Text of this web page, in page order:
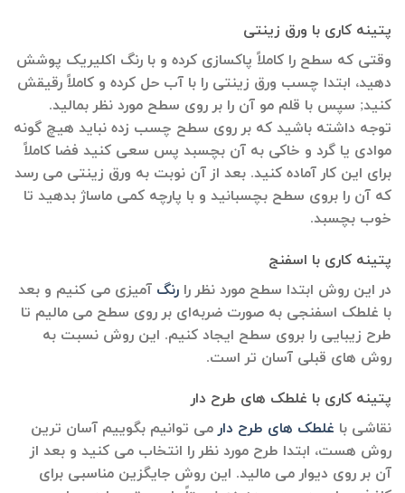
پتینه کاری با ورق زینتی
وقتی که سطح را کاملاً پاکسازی کرده و با رنگ اکلیریک پوشش
دهید، ابتدا چسب ورق زینتی را با آب حل کرده و کاملاً رقیقش
کنید; سپس با قلم مو آن را بر روی سطح مورد نظر بمالید.
توجه داشته باشید که بر روی سطح چسب زده نباید هیچ گونه
موادی یا گرد و خاکی به آن بچسبد پس سعی کنید فضا کاملاً
برای این کار آماده کنید. بعد از آن نوبت به ورق زینتی می رسد
که آن را بروی سطح بچسبانید و با پارچه کمی ماساژ بدهید تا
خوب بچسبد.
پتینه کاری با اسفنج
در این روش ابتدا سطح مورد نظر را رنگ آمیزی می کنیم و بعد
با غلطک اسفنجی به صورت ضربه‌ای بر روی سطح می مالیم تا
طرح زیبایی را بروی سطح ایجاد کنیم. این روش نسبت به
روش های قبلی آسان تر است.
پتینه کاری با غلطک های طرح دار
نقاشی با غلطک های طرح دار می توانیم بگوییم آسان ترین
روش هست، ابتدا طرح مورد نظر را انتخاب می کنید و بعد از
آن بر روی دیوار می مالید. این روش جایگزین مناسبی برای